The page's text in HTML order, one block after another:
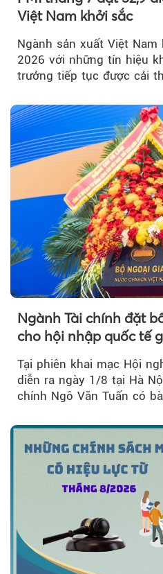
Việt Nam khởi sắc
Ngành sản xuất Việt
2026 với những tín hiệu
trưởng tiếp tục được cải
nhiệt và niềm tin kinh
Ngành Tài chính đặt
cho hội nhập quốc tế
Tại phiên khai mạc Hội
diễn ra ngày 1/8 tại Hà
chính Ngô Văn Tuấn có